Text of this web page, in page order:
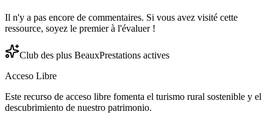
Il n'y a pas encore de commentaires. Si vous avez visité cette
ressource, soyez le premier à l'évaluer !
Club des plus BeauxPrestations actives
Acceso Libre
Este recurso de acceso libre fomenta el turismo rural sostenible y el
descubrimiento de nuestro patrimonio.